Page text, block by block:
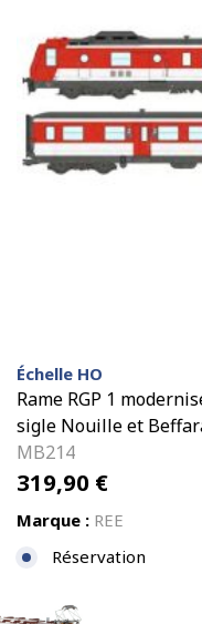
Échelle HO
Rame RGP 1
sigle Nouille et
MB214
319,90 €
Marque : REE
Réservation